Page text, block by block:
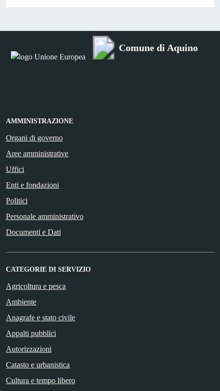
Comune di Aquino
AMMINISTRAZIONE
Organi di governo
Aree amministrative
Uffici
Enti e fondazioni
Politici
Personale amministrativo
Documenti e Dati
CATEGORIE DI SERVIZIO
Agricoltura e pesca
Ambiente
Anagrafe e stato civile
Appalti pubblici
Autorizzazioni
Catasto e urbanistica
Cultura e tempo libero